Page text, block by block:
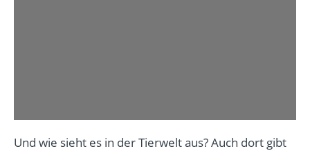
Und wie sieht es in der Tierwelt aus? Auch dort gibt